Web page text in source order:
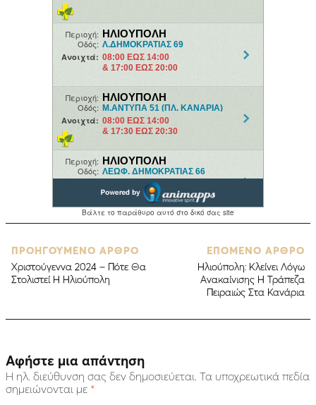
ΠΡΟΗΓΟΥΜΕΝΟ ΑΡΘΡΟ
Χριστούγεννα 2024 – Πότε Θα
Στολιστεί Η Ηλιούπολη
ΕΠΟΜΕΝΟ ΑΡΘΡΟ
Ηλιούπολη: Κλείνει Λόγω
Ανακαίνισης Η Τράπεζα
Πειραιώς Στα Κανάρια
Αφήστε μια απάντηση
Η ηλ. διεύθυνση σας δεν δημοσιεύεται. Τα υποχρεωτικά πεδία
σημειώνονται με *